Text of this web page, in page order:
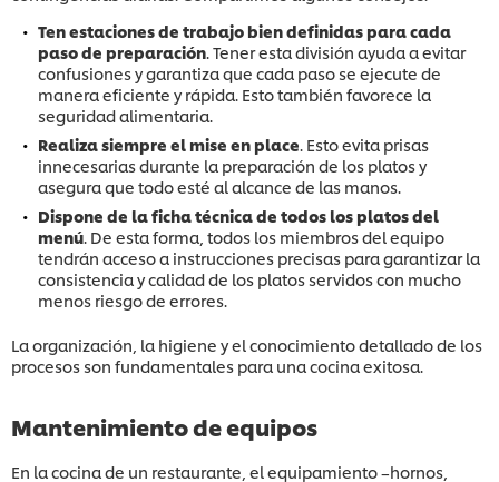
Ten estaciones de trabajo bien definidas para cada
paso de preparación . Tener esta división ayuda a evitar
confusiones y garantiza que cada paso se ejecute de
manera eficiente y rápida. Esto también favorece la
seguridad alimentaria.
Realiza siempre el mise en place . Esto evita prisas
innecesarias durante la preparación de los platos y
asegura que todo esté al alcance de las manos.
Dispone de la ficha técnica de todos los platos del
menú . De esta forma, todos los miembros del equipo
tendrán acceso a instrucciones precisas para garantizar la
consistencia y calidad de los platos servidos con mucho
menos riesgo de errores.
La organización, la higiene y el conocimiento detallado de los
procesos son fundamentales para una cocina exitosa.
Mantenimiento de equipos
En la cocina de un restaurante, el equipamiento –hornos,